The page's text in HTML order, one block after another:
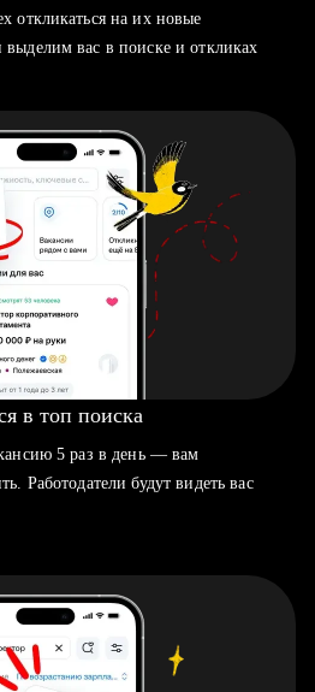
откликаться на их новые
вас в поиске и откликах
в топ поиска
5 раз в день — вам
Работодатели будут видеть вас